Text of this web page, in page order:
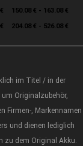
150.08 € - 163.08 €
204.08 € - 526.08 €
im Titel / in der
Originalzubehör,
Firmen-, Markennamen
und dienen lediglich
zu dem Original Akku.